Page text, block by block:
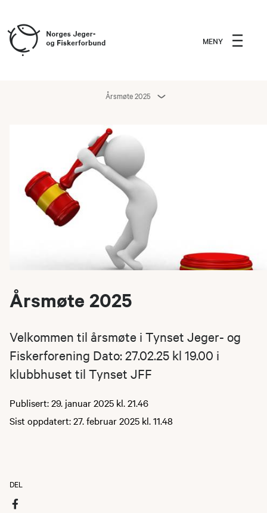
MENY
Årsmøte 2025
Årsmøte 2025
Velkommen til årsmøte i Tynset Jeger- og
Fiskerforening Dato: 27.02.25 kl 19.00 i
klubbhuset til Tynset JFF
Publisert: 29. januar 2025 kl. 21.46
Sist oppdatert: 27. februar 2025 kl. 11.48
DEL